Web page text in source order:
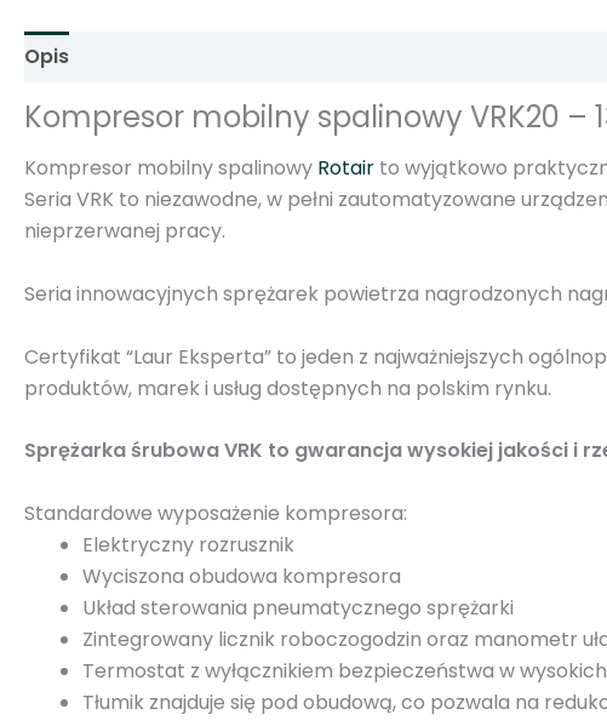
Opis
Kompresor mobilny spalinowy VRK20 –
Kompresor mobilny spalinowy Rotair to wyjątkowo
Seria VRK to niezawodne, w pełni zautomatyzowane
nieprzerwanej pracy.
Seria innowacyjnych sprężarek powietrza nagrodzonych
Certyfikat “Laur Eksperta” to jeden z najważniejszych
produktów, marek i usług dostępnych na polskim rynku.
Sprężarka śrubowa VRK to gwarancja wysokiej jakości i
Standardowe wyposażenie kompresora:
Elektryczny rozrusznik
Wyciszona obudowa kompresora
Układ sterowania pneumatycznego sprężarki
Zintegrowany licznik roboczogodzin oraz manometr
Termostat z wyłącznikiem bezpieczeństwa w
Tłumik znajduje się pod obudową, co pozwala na